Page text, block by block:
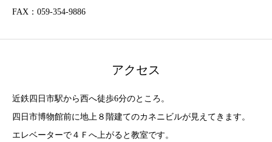
FAX：059-354-9886
アクセス
近鉄四日市駅から西へ徒歩6分のところ。
四日市博物館前に地上８階建てのカネニビルが見えてきます。
エレベーターで４Ｆへ上がると教室です。